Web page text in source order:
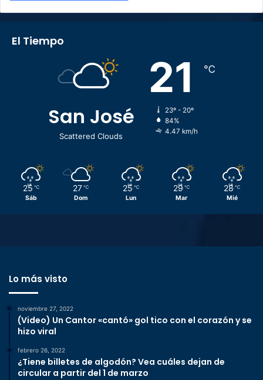
El Tiempo
San José
Scattered Clouds
21 ℃
23º - 20º
84%
4.47 km/h
25 ℃
Sáb
27 ℃
Dom
25 ℃
Lun
29 ℃
Mar
28 ℃
Mié
Lo más visto
noviembre 27, 2022
(Video) Un Cantor «cantó» gol tico con el corazón y se
hizo viral
febrero 26, 2022
¿Tiene billetes de algodón? Vea cuáles dejan de
circular a partir del 1 de marzo